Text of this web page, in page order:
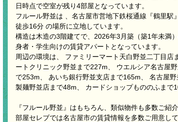
日時点で空室が残り4部屋となっています。
フルール野並は 、名古屋市営地下鉄桜通線『鶴里駅
徒歩16分 の場所に立地しています。
構造は木造の3階建てで、2026年3月築（築1年未満
身者・学生向けの賃貸アパートとなっています。
周辺の環境は、 ファミリーマート天白野並二丁目
ートクリニック野並まで227m、 ウエルシア名古屋
で253m、 あいち銀行野並支店まで165m、 名古屋
製麺野並店まで48m、 カードショップもののふまで
『フルール野並』はもちろん、類似物件も多数ご紹
部屋セレブでは名古屋市の賃貸情報を多数ご用意し